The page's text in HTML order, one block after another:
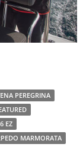
/ Masterpiece
PEREGRINA
EZ
MARMORATA